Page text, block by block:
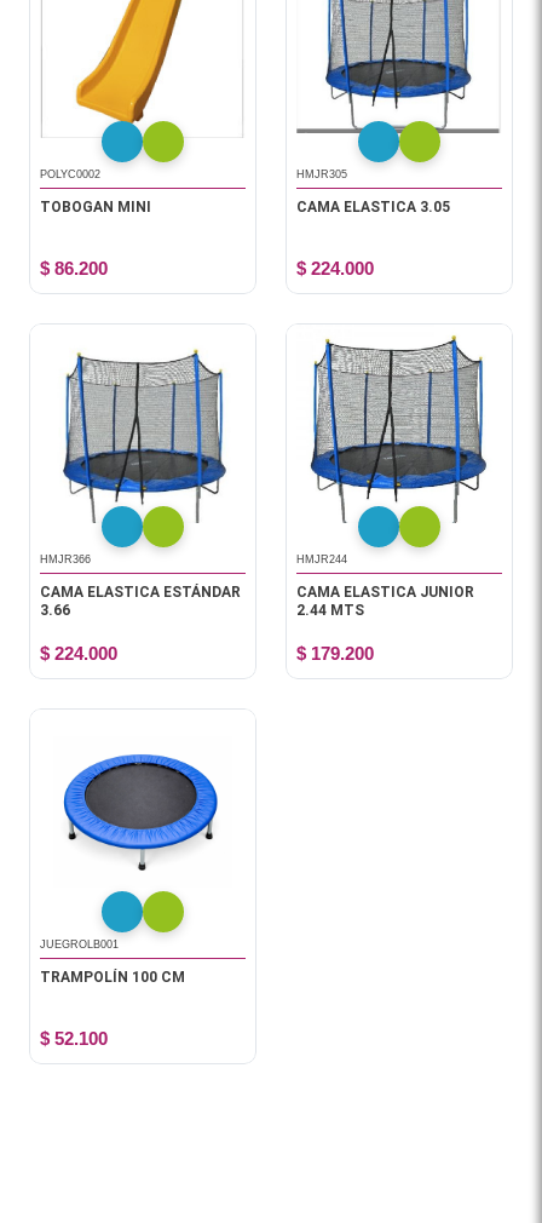
POLYC0002
TOBOGAN MINI
$ 86.200
HMJR305
CAMA ELASTICA 3.05
$ 224.000
HMJR366
CAMA ELASTICA ESTÁNDAR
3.66
$ 224.000
HMJR244
CAMA ELASTICA JUNIOR
2.44 MTS
$ 179.200
JUEGROLB001
TRAMPOLÍN 100 CM
$ 52.100